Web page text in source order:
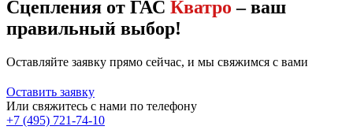
Сцепления от ГАС Кватро – ваш
правильный выбор!
Оставляйте заявку прямо сейчас, и мы свяжимся с вами
Оставить заявку
Или свяжитесь с нами по телефону
+7 (495) 721-74-10